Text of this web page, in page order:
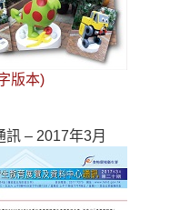
版本)
訊 – 2017年3月